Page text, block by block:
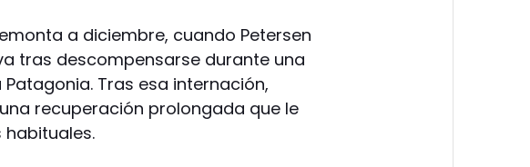
a diciembre, cuando Petersen
tras descompensarse durante una
Tras esa internación,
recuperación prolongada que le